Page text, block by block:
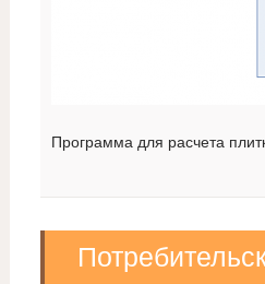
Программа для расчета